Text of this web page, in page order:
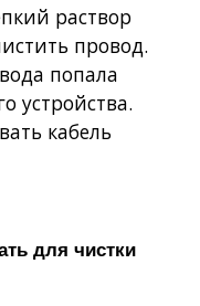
раствор
провод.
попала
устройства.
кабель
для чистки